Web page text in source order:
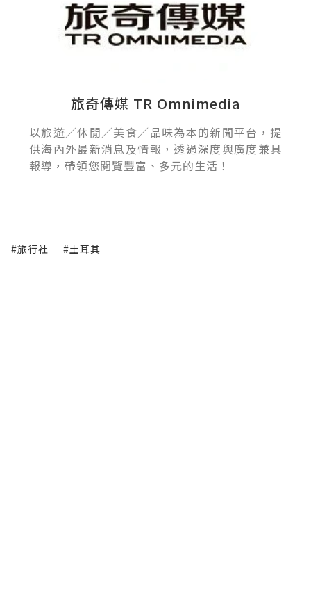
旅奇傳媒 TR Omnimedia
以旅遊／休閒／美食／品味為本的新聞平台，提
供海內外最新消息及情報，透過深度與廣度兼具
報導，帶領您閱覽豐富、多元的生活！
#旅行社 #土耳其